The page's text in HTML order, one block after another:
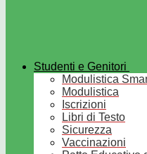
Studenti e Genitori
Modulistica
Modulistica
Iscrizioni
Libri di Testo
Sicurezza
Vaccinazioni